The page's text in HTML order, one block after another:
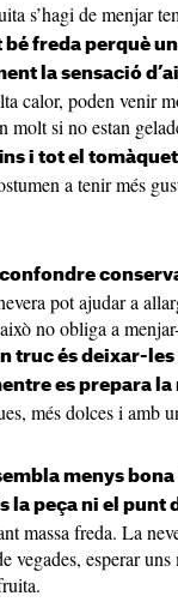
s’hagi de menjar
freda perquè
la sensació
calor, poden venir
molt si no estan
i tot el tomàquet
a tenir més
confondre
pot ajudar a
no obliga a
truc és deixar-
es prepara la
més dolces i amb
menys
la peça ni el punt
massa freda. La
vegades, esperar